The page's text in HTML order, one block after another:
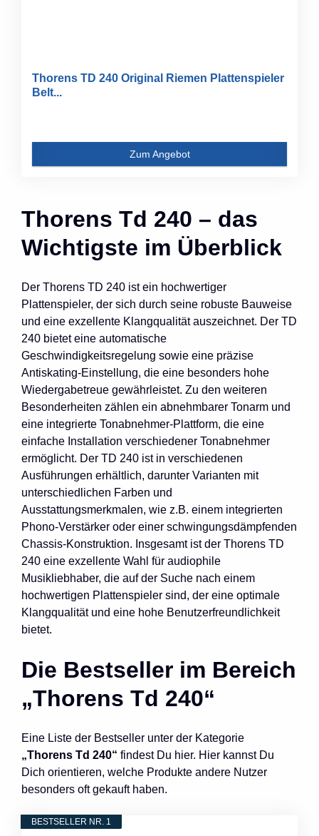
Thorens TD 240 Original Riemen Plattenspieler
Belt...
Zum Angebot
Thorens Td 240 – das
Wichtigste im Überblick
Der Thorens TD 240 ist ein hochwertiger
Plattenspieler, der sich durch seine robuste Bauweise
und eine exzellente Klangqualität auszeichnet. Der TD
240 bietet eine automatische
Geschwindigkeitsregelung sowie eine präzise
Antiskating-Einstellung, die eine besonders hohe
Wiedergabetreue gewährleistet. Zu den weiteren
Besonderheiten zählen ein abnehmbarer Tonarm und
eine integrierte Tonabnehmer-Plattform, die eine
einfache Installation verschiedener Tonabnehmer
ermöglicht. Der TD 240 ist in verschiedenen
Ausführungen erhältlich, darunter Varianten mit
unterschiedlichen Farben und
Ausstattungsmerkmalen, wie z.B. einem integrierten
Phono-Verstärker oder einer schwingungsdämpfenden
Chassis-Konstruktion. Insgesamt ist der Thorens TD
240 eine exzellente Wahl für audiophile
Musikliebhaber, die auf der Suche nach einem
hochwertigen Plattenspieler sind, der eine optimale
Klangqualität und eine hohe Benutzerfreundlichkeit
bietet.
Die Bestseller im Bereich
„Thorens Td 240“
Eine Liste der Bestseller unter der Kategorie
„Thorens Td 240“ findest Du hier. Hier kannst Du
Dich orientieren, welche Produkte andere Nutzer
besonders oft gekauft haben.
BESTSELLER NR. 1